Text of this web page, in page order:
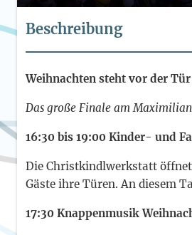
Beschreibung
Weihnachten steht vor der Tür
Das große Finale am
16:30 bis 19:00 Kinder- und
Die Christkindlwerkstatt
Gäste ihre Türen. An diesem
17:30 Knappenmusik